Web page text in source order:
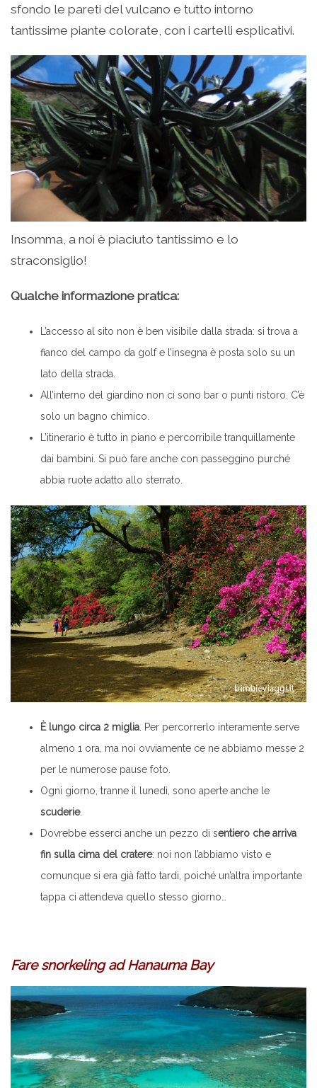
sfondo le pareti del vulcano e tutto intorno
tantissime piante colorate, con i cartelli esplicativi.
Insomma, a noi è piaciuto tantissimo e lo
straconsiglio!
Qualche informazione pratica:
L’accesso al sito non è ben visibile dalla strada: si trova a
fianco del campo da golf e l’insegna è posta solo su un
lato della strada.
All’interno del giardino non ci sono bar o punti ristoro. C’è
solo un bagno chimico.
L’itinerario è tutto in piano e percorribile tranquillamente
dai bambini. Si può fare anche con passeggino purché
abbia ruote adatto allo sterrato.
È lungo circa 2 miglia . Per percorrerlo interamente serve
almeno 1 ora, ma noi ovviamente ce ne abbiamo messe 2
per le numerose pause foto.
Ogni giorno, tranne il lunedì, sono aperte anche le
scuderie.
Dovrebbe esserci anche un pezzo di sentiero che arriva
fin sulla cima del cratere: noi non l’abbiamo visto e
comunque si era già fatto tardi, poiché un’altra importante
tappa ci attendeva quello stesso giorno…
Fare snorkeling ad Hanauma Bay